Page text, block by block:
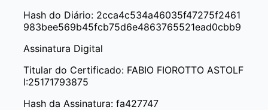
Hash do Diário: 2cca4c534a46035f47275f2461
983bee569b45fcb75d6e4863765521ead0cbb9
Assinatura Digital
Titular do Certificado: FABIO FIOROTTO ASTOLF
I:25171793875
Hash da Assinatura: fa427747